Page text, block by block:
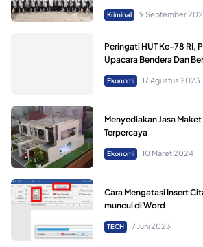
Kriminal 9 September
Peringati HUT Ke-78 RI,
Upacara Bendera Dan
Ekonomi 17 Agustus 2023
Menyediakan Jasa
Terpercaya
Ekonomi 10 Maret 2024
Cara Mengatasi Insert
muncul di Word
TECH 7 Juni 2023